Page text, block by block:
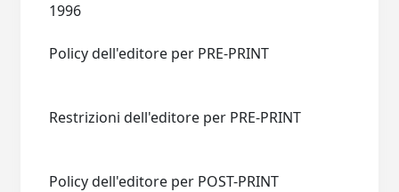
Policy dell'editore per PRE-PRINT
Restrizioni dell'editore per PRE-PRINT
Policy dell'editore per POST-PRINT